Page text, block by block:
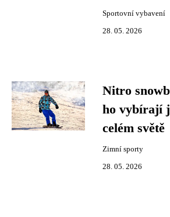
Sportovní vybavení
28. 05. 2026
Nitro
ho vybírají
celém světě
Zimní sporty
28. 05. 2026